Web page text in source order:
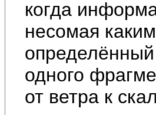
когда
несомая
одного
от ветра к